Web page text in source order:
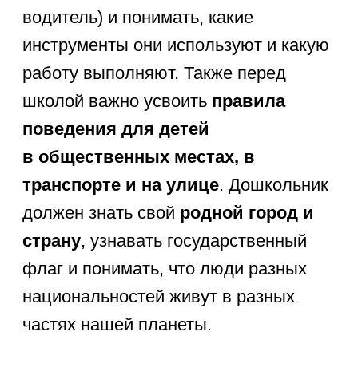
Как проверить знания
ребенка
об окружающем мире
Диагностика знаний дошкольника —
это не экзамен, аувлекательная
понимать реальный уровень
кругозора ребенка, чтобы вовремя
использовать наглядный материал:
картинки и карточки. Разложите
перед ребенком изображения
на диких и домашних. Или покажите
фотографии разных времен года и
спросите, по каким признакам он